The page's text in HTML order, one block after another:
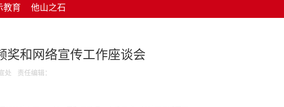
教育 他山之石
奖和网络宣传工作座谈会
处 责任编辑：